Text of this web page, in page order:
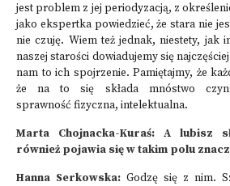
jest problem z jej periodyzacją, z
jako ekspertka powiedzieć, że stara nie
nie czuję. Wiem też jednak, niestety, jak
naszej starości dowiadujemy się
nam to ich spojrzenie. Pamiętajmy, że
że na to się składa mnóstwo
sprawność fizyczna, intelektualna.
Marta Chojnacka-Kuraś: A lubisz
również pojawia się w takim polu
Hanna Serkowska: Godzę się z nim.